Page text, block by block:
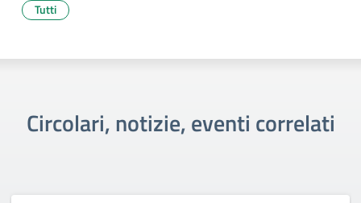
Tutti
Circolari, notizie, eventi correlati